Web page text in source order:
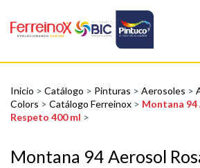
Inicio > Catálogo > Pinturas > Aerosoles >
Colors > Catálogo Ferreinox > Montana 94
Respeto 400 ml >
Montana 94 Aerosol